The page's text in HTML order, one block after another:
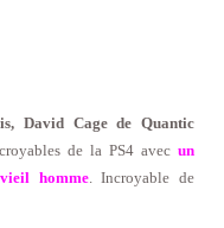
David Cage de Quantic
de la PS4 avec un
homme. Incroyable de